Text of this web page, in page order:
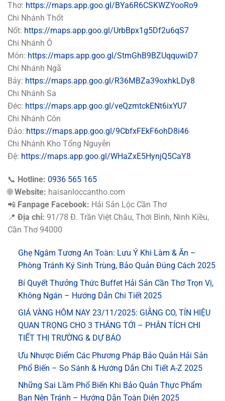
Thơ: https://maps.app.goo.gl/BYa6R6CSKWZYooRo9
Chi Nhánh Thốt
Nốt: https://maps.app.goo.gl/UrbBpx1g5Df2u6qS7
Chi Nhánh Ô
Môn: https://maps.app.goo.gl/StmGhB9BZUqquwiD7
Chi Nhánh Ngã
Bảy: https://maps.app.goo.gl/R36MBZa39oxhkLDy8
Chi Nhánh Sa
Đéc: https://maps.app.goo.gl/veQzmtckENt6ixYU7
Chi Nhánh Côn
Đảo: https://maps.app.goo.gl/9CbfxFEkF6ohD8i46
Chi Nhánh Kho Tổng Nguyễn
Đệ: https://maps.app.goo.gl/WHaZxE5HynjQ5CaY8
📞 Hotline: 0936 565 165
🌐Website: haisanloccantho.com
📲 Fanpage Facebook: Hải Sản Lộc Cần Thơ
📍 Địa chỉ: 91/78 Đ. Trần Việt Châu, Thới Bình, Ninh Kiều,
Cần Thơ 94000
Ghẹ Ngâm Tương An Toàn: Lưu Ý Khi Làm & Ăn –
Phòng Tránh Ký Sinh Trùng, Bảo Quản Đúng Cách 2025
Bí Quyết Thưởng Thức Buffet Hải Sản Cần Thơ Trọn Vị,
Không Ngán – Hướng Dẫn Chi Tiết 2025
GIÁ VÀNG HÔM NAY 23/11/2025: GIẰNG CO, TÍN HIỆU
QUAN TRỌNG CHO 3 THÁNG TỚI – PHÂN TÍCH CHI
TIẾT THỊ TRƯỜNG & DỰ BÁO
Ưu Nhược Điểm Các Phương Pháp Bảo Quản Hải Sản
Phổ Biến – So Sánh & Hướng Dẫn Chi Tiết A-Z 2025
Những Sai Lầm Phổ Biến Khi Bảo Quản Thực Phẩm
Bạn Nên Tránh – Hướng Dẫn Toàn Diện 2025